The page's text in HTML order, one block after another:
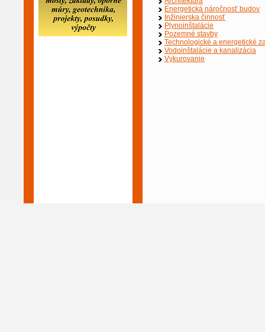
Energetická náročnosť budov
Inžinierska činnosť
Plynoinštalácie
Pozemné stavby
Technologické a energetické
Vodoinštalácie a kanalizácia
Vykurovanie